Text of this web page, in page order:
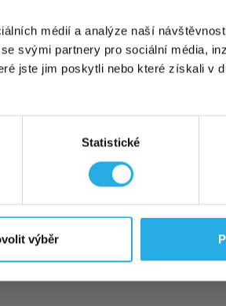
médií a analýze naší
svými partnery pro sociální média,
jste jim poskytli nebo které získali v
Statistické
výběr
si u nás sídlo
se vztahuje na první uhrazené
stojí jen 45 Kč měsíčně, tak i na
na vás.
na detailu zmíněné adresy
variantuza polovinu platí